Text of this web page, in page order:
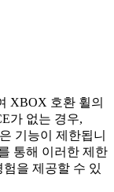
XBOX 호환 휠의
가 없는 경우,
기능이 제한됩니
통해 이러한 제한
을 제공할 수 있